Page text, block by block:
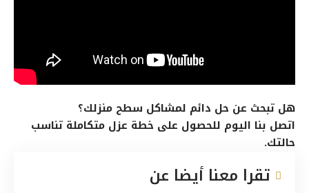
هل تبحث عن حل دائم لمشاكل سطح منزلك؟
اتصل بنا اليوم للحصول على خطة عزل متكاملة تناسب
حالتك.
تقرا معنا أيضا عن